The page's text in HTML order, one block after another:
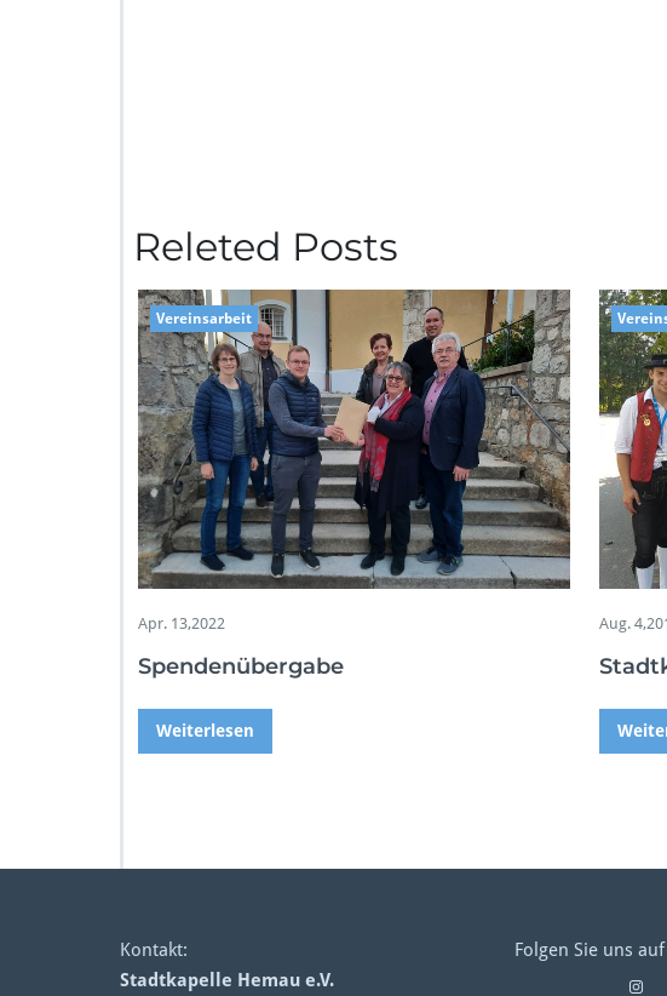
Releted Posts
Vereinsarbeit
Apr. 13,2022
Spendenübergabe
Weiterlesen
Aug.
Kontakt:
Stadtkapelle Hemau e.V.
Folgen Sie uns
Instagram